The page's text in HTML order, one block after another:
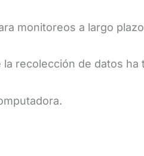
monitoreos a largo
la recolección de datos